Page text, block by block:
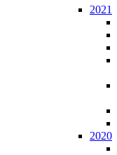
2021
2020